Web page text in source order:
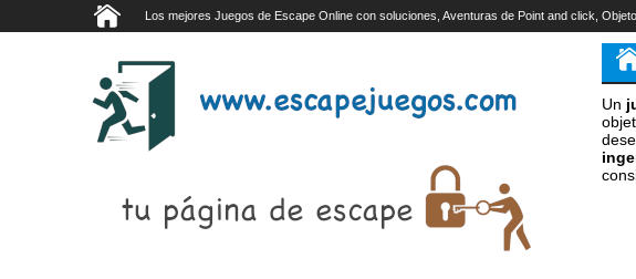
Los mejores Juegos de Escape Online con soluciones, Aventuras de Point and click,
Un